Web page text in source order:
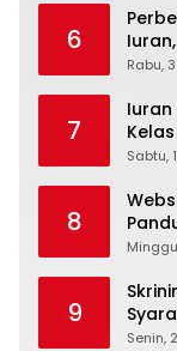
6
2026
Rabu,
7
Iuran
Sabtu,
8
9
Senin,